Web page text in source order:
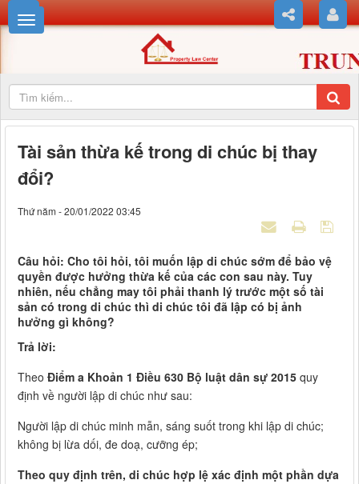
Tài sản thừa kế trong di chúc bị thay
đổi?
Thứ năm - 20/01/2022 03:45
Câu hỏi: Cho tôi hỏi, tôi muốn lập di chúc sớm để bảo vệ
quyền được hưởng thừa kế của các con sau này. Tuy
nhiên, nếu chẳng may tôi phải thanh lý trước một số tài
sản có trong di chúc thì di chúc tôi đã lập có bị ảnh
hưởng gì không?
Trả lời:
Theo Điểm a Khoản 1 Điều 630 Bộ luật dân sự 2015 quy
định về người lập di chúc như sau:
Người lập di chúc minh mẫn, sáng suốt trong khi lập di chúc;
không bị lừa dối, đe doạ, cưỡng ép;
Theo quy định trên, di chúc hợp lệ xác định một phần dựa